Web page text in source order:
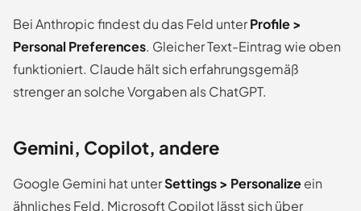
Bei Anthropic findest du das Feld unterProfile >
Personal Preferences. Gleicher Text-Eintrag wie oben
funktioniert. Claude hält sich erfahrungsgemäß
strenger an solche Vorgaben als ChatGPT.
Gemini, Copilot, andere
Google Gemini hat unterSettings > Personalizeein
ähnliches Feld. Microsoft Copilot lässt sich über